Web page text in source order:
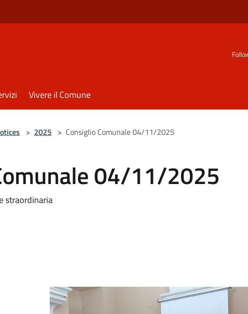
Vivere il Comune
> 2025 > Consiglio Comunale 04/11/2025
04/11/2025
straordinaria